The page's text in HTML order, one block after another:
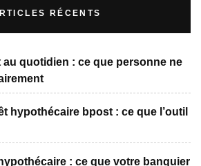
RÉCENTS
au quotidien : ce que personne ne
hypothécaire bpost : ce que l’outil
: ce que votre banquier